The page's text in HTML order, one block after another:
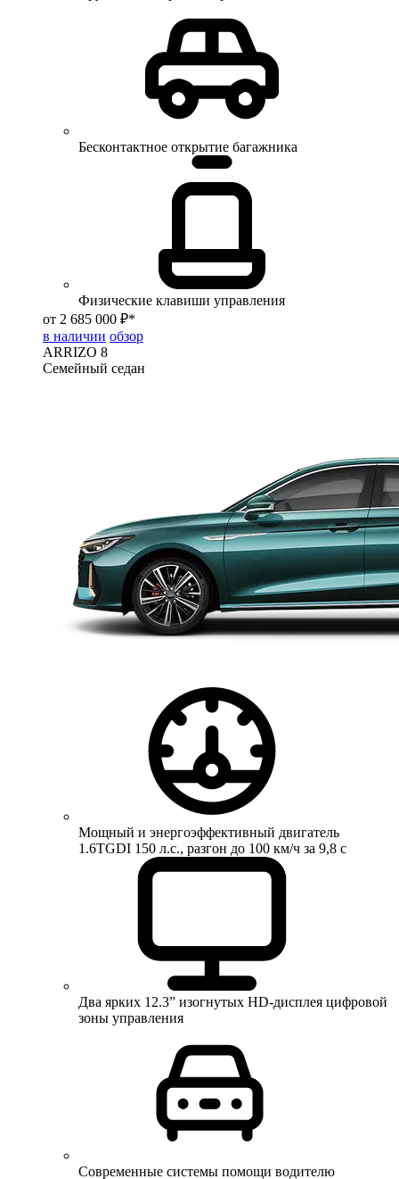
Бесконтактное открытие багажника
Физические клавиши управления
от 2 685 000 ₽*
в наличии обзор
ARRIZO 8
Семейный седан
Мощный и энергоэффективный двигатель
1.6TGDI 150 л.с., разгон до 100 км/ч за 9,8 с
Два ярких 12.3” изогнутых HD-дисплея цифровой
зоны управления
Современные системы помощи водителю